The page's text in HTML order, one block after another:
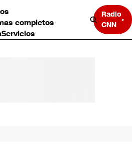
completos
Servicios
Radio
CNN